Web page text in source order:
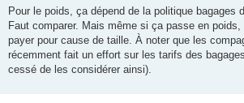
Pour le poids, ça dépend de la politique bagages
Faut comparer. Mais même si ça passe en
payer pour cause de taille. À noter que les
récemment fait un effort sur les tarifs des
cessé de les considérer ainsi).